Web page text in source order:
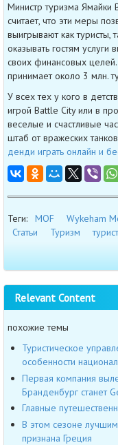
Министр туризма
считает, что эти меры
выигрывают как туристы,
оказывать гостям
своих финансовых
принимает около 3 млн.
У всех тех у кого в
игрой Battle City или в
веселые и счастливые
штаб от вражеских
денди играть онлайн и
Теги: MOF Wykeham
Статьи
Туризм
Relevant Content
похожие темы
Туристическое
особенности
Первая компания
Бранденбург станет
Главные
В этом сезоне
признана Греция